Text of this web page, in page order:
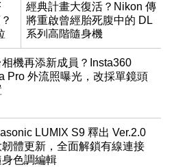
經典計畫大復活？Nikon 傳
將重啟曾經胎死腹中的 DL
系列高階隨身機
相機再添新成員？Insta360
Pro 外流照曝光，改採單鏡頭
LUMIX S9 釋出 Ver.2.0
韌體更新，全面解鎖有線連接
身色調編輯